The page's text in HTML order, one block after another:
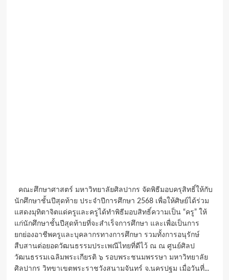
คณะศึกษาศาสตร์ มหาวิทยาลัยศิลปากร จัดพิธีมอบครุสิทธิ์ให้กับ
นักศึกษาชั้นปีสุดท้าย ประจำปีการศึกษา 2568 เพื่อให้ศิษย์ได้ร่วม
แสดงมุทิตาจิตแด่ครูและครูได้ทำพิธีมอบสิทธิ์ความเป็น “ครู” ให้
แก่นักศึกษาชั้นปีสุดท้ายที่จะสำเร็จการศึกษา และเพื่อเป็นการ
ยกย่องอาชีพครูและบุคลากรทางการศึกษา รวมทั้งการอนุรักษ์
สืบสานต่อยอดวัฒนธรรมประเพณีไทยที่ดีไว้ ณ ณ ศูนย์ศิลป
วัฒนธรรมเฉลิมพระเกียรติ ๖ รอบพระชนมพรรษา มหาวิทยาลัย
ศิลปากร วิทขาเขตพระราชวังสนามจันทร์ จ.นครปฐม เมื่อวันที่...